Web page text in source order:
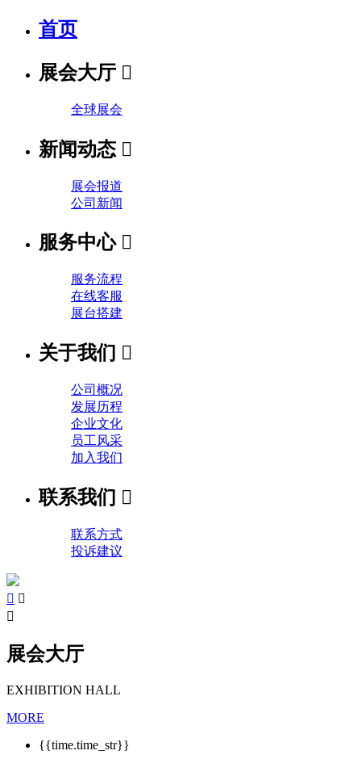
首页
展会大厅 
全球展会
新闻动态 
展会报道
公司新闻
服务中心 
服务流程
在线客服
展台搭建
关于我们 
公司概况
发展历程
企业文化
员工风采
加入我们
联系我们 
联系方式
投诉建议
 

展会大厅
EXHIBITION HALL
MORE
{{time.time_str}}